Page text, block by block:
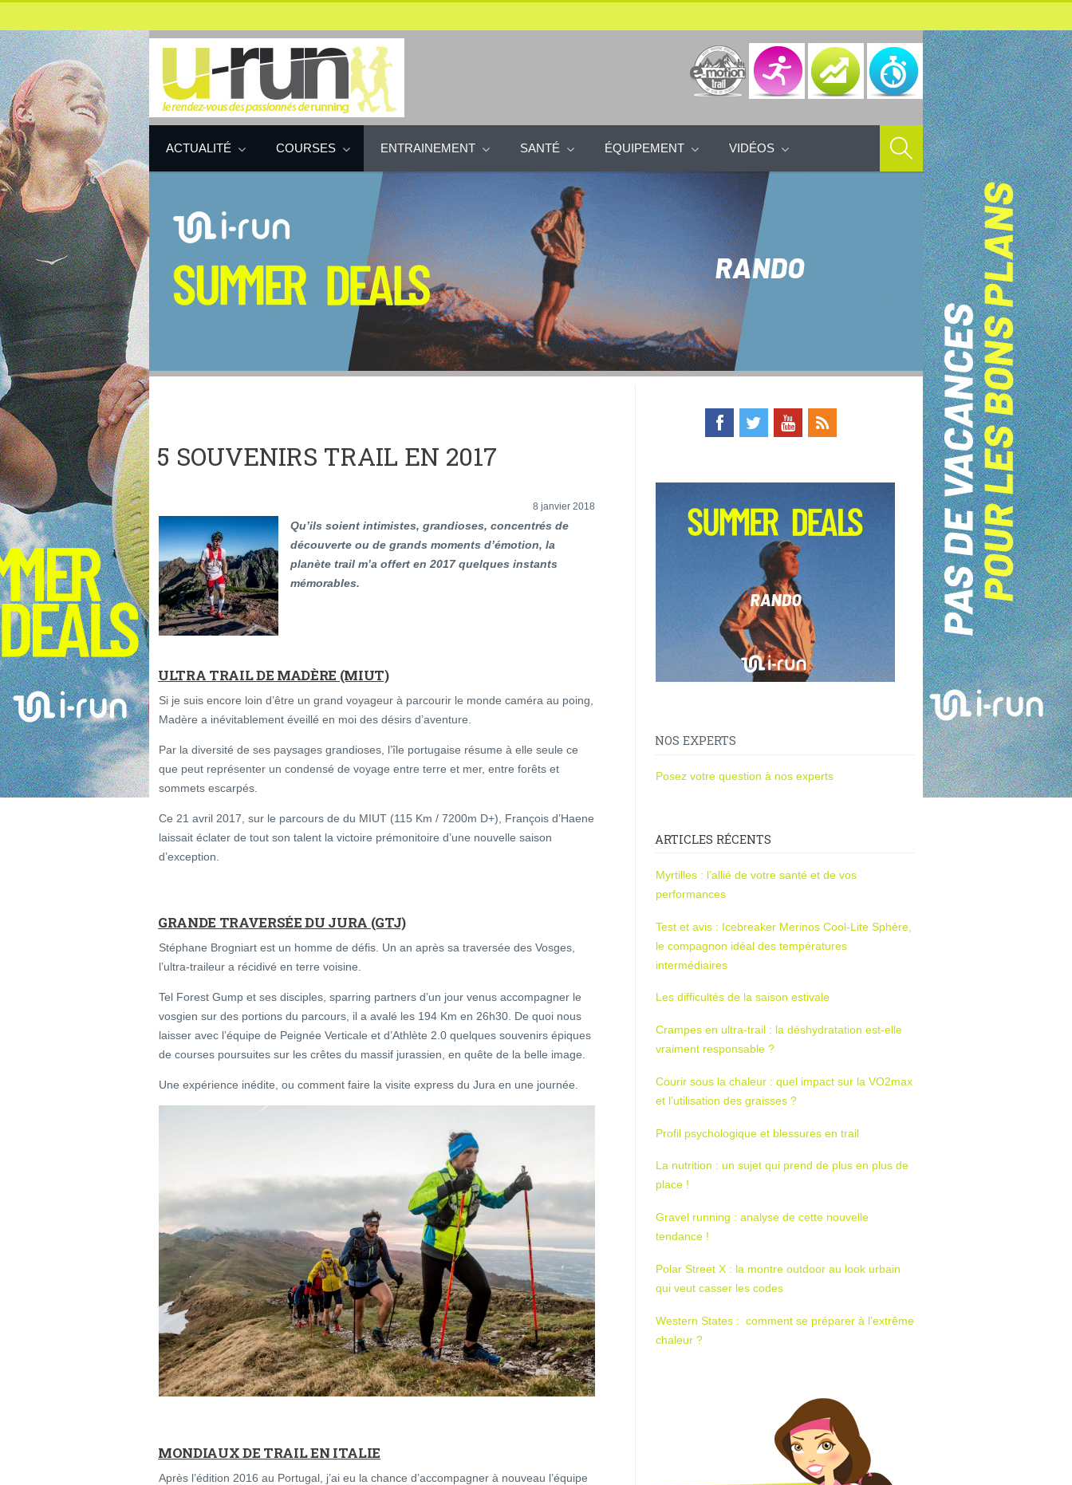
ACTUALITÉ COURSES ENTRAINEMENT SANTÉ ÉQUIPEMENT VIDÉOS
5 SOUVENIRS TRAIL EN 2017
8 janvier 2018
Qu’ils soient intimistes, grandioses, concentrés de
découverte ou de grands moments d’émotion, la
planète trail m’a offert en 2017 quelques instants
mémorables.
ULTRA TRAIL DE MADÈRE (MIUT)
Si je suis encore loin d’être un grand voyageur à parcourir le monde caméra au poing,
Madère a inévitablement éveillé en moi des désirs d’aventure.
Par la diversité de ses paysages grandioses, l’île portugaise résume à elle seule ce
que peut représenter un condensé de voyage entre terre et mer, entre forêts et
sommets escarpés.
Ce 21 avril 2017, sur le parcours de du MIUT (115 Km / 7200m D+), François d’Haene
laissait éclater de tout son talent la victoire prémonitoire d’une nouvelle saison
d’exception.
GRANDE TRAVERSÉE DU JURA (GTJ)
Stéphane Brogniart est un homme de défis. Un an après sa traversée des Vosges,
l’ultra-traileur a récidivé en terre voisine.
Tel Forest Gump et ses disciples, sparring partners d’un jour venus accompagner le
vosgien sur des portions du parcours, il a avalé les 194 Km en 26h30. De quoi nous
laisser avec l’équipe de Peignée Verticale et d’Athlète 2.0 quelques souvenirs épiques
de courses poursuites sur les crêtes du massif jurassien, en quête de la belle image.
Une expérience inédite, ou comment faire la visite express du Jura en une journée.
MONDIAUX DE TRAIL EN ITALIE
Après l’édition 2016 au Portugal, j’ai eu la chance d’accompagner à nouveau l’équipe
NOS EXPERTS
Posez votre question à nos experts
ARTICLES RÉCENTS
Myrtilles : l’allié de votre santé et de vos
performances
Test et avis : Icebreaker Merinos Cool-Lite Sphère,
le compagnon idéal des températures
intermédiaires
Les difficultés de la saison estivale
Crampes en ultra-trail : la déshydratation est-elle
vraiment responsable ?
Courir sous la chaleur : quel impact sur la VO2max
et l’utilisation des graisses ?
Profil psychologique et blessures en trail
La nutrition : un sujet qui prend de plus en plus de
place !
Gravel running : analyse de cette nouvelle
tendance !
Polar Street X : la montre outdoor au look urbain
qui veut casser les codes
Western States : comment se préparer à l’extrême
chaleur ?